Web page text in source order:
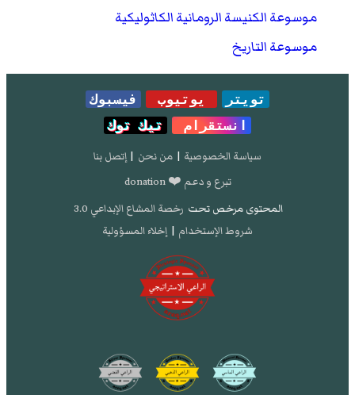
إلى نقد الكنيسة ورجال الدين بفترة قصيرة. والبعض
يعتبرهم استاذه من هذه الناحية. من أهم كتبه: «ثناء
على الجنون».
موسوعة الكنيسة الرومانية الكاثوليكية
موسوعة التاريخ
تويتر يوتيوب
فيسبوك
انستقرام
تيك توك
سياسة الخصوصية | من نحن | إتصل بنا
تبرع و دعم ❤️ donation
المحتوى مرخص تحت رخصة المشاع الإبداعي 3.0
شروط الإستخدام | إخلاء المسؤولية